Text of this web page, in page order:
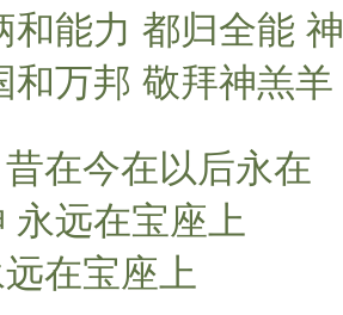
和能力 都归全能 神
和万邦 敬拜神羔羊
在今在以后永在
永远在宝座上
在宝座上